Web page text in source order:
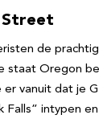
Street
de
staat Oregon
vanuit dat je
Falls” intypen